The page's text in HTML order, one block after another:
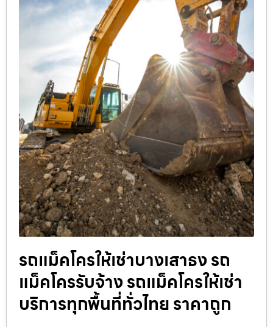
รถแม็คโครให้เช่าบางเสาธง รถ
แม็คโครรับจ้าง รถแม็คโครให้เช่า
บริการทุกพื้นที่ทั่วไทย ราคาถูก